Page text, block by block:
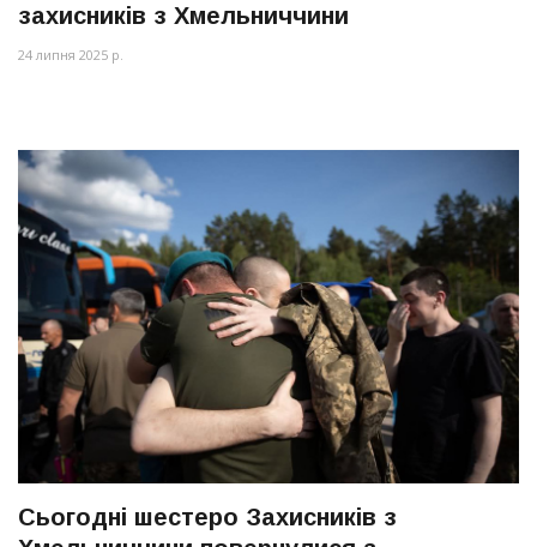
захисників з Хмельниччини
24 липня 2025 р.
Сьогодні шестеро Захисників з